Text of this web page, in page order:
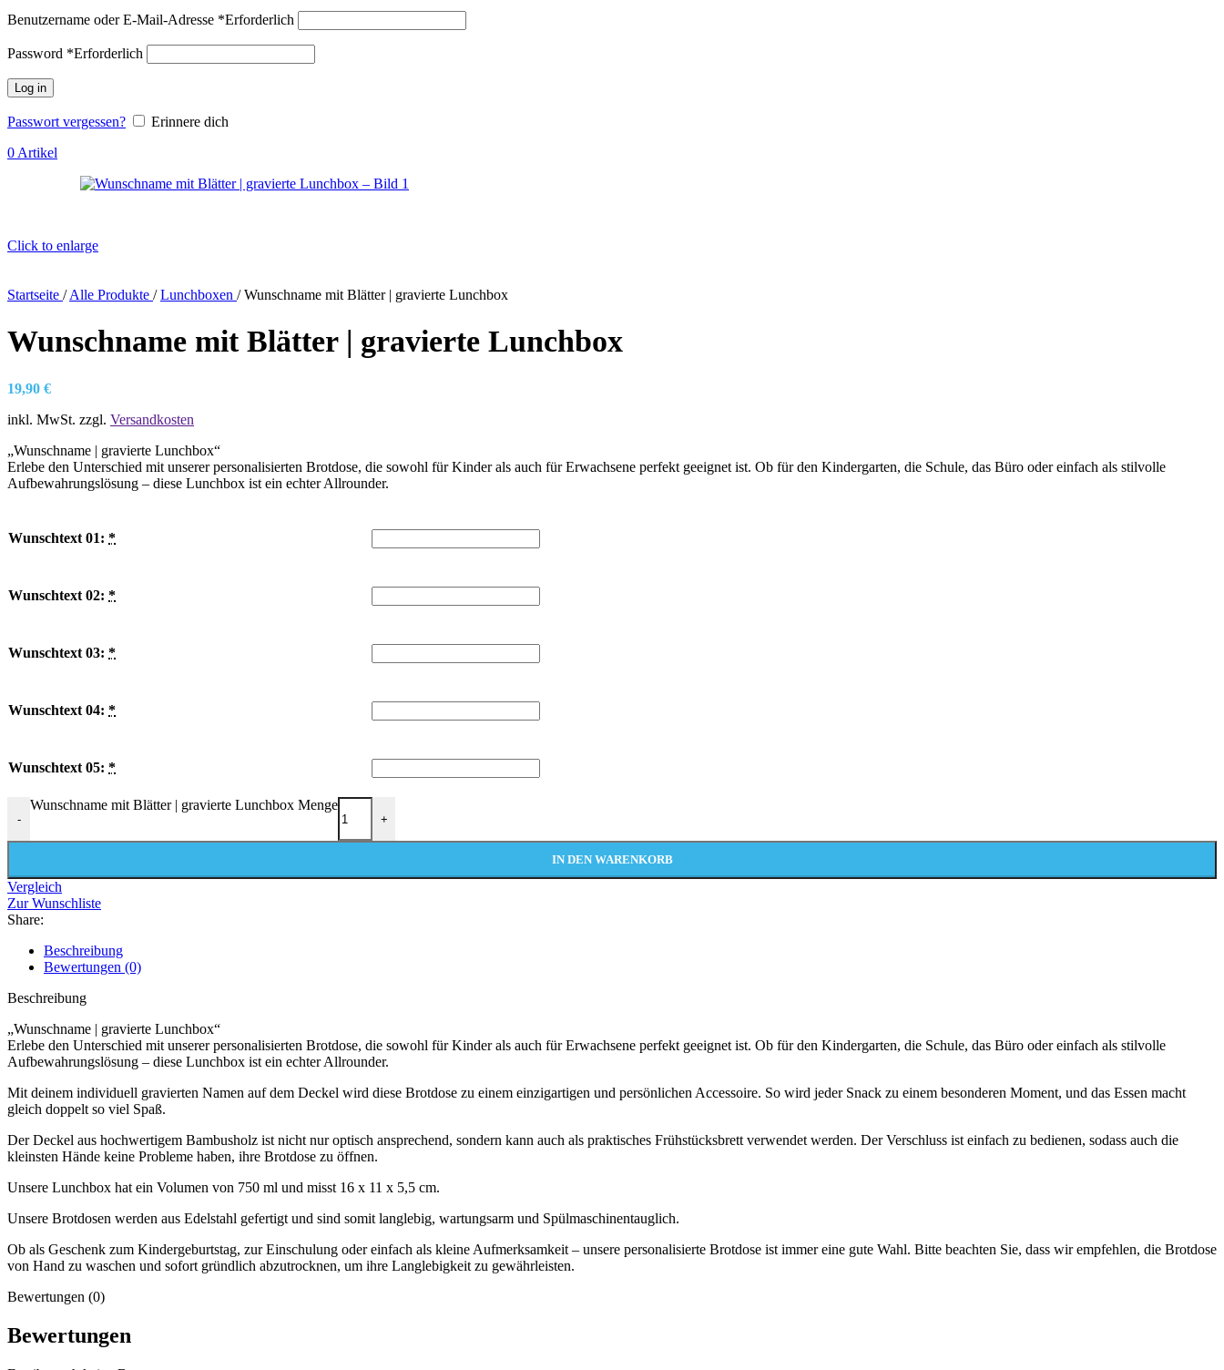
Benutzername oder E-Mail-Adresse *Erforderlich
Password *Erforderlich
Log in
Passwort vergessen?
Erinnere dich
0 Artikel
Click to enlarge
Startseite / Alle Produkte / Lunchboxen / Wunschname mit Blätter | gravierte Lunchbox
Wunschname mit Blätter | gravierte Lunchbox
19,90 €
inkl. MwSt. zzgl. Versandkosten
„Wunschname | gravierte Lunchbox“
Erlebe den Unterschied mit unserer personalisierten Brotdose, die sowohl für Kinder als auch für Erwachsene perfekt geeignet ist. Ob für den Kindergarten, die Schule, das Büro oder einfach als stilvolle
Aufbewahrungslösung – diese Lunchbox ist ein echter Allrounder.
Wunschtext 01: *
Wunschtext 02: *
Wunschtext 03: *
Wunschtext 04: *
Wunschtext 05: *
-
Wunschname mit Blätter | gravierte Lunchbox Menge
+
IN DEN WARENKORB
Vergleich
Zur Wunschliste
Share:
Beschreibung
Bewertungen (0)
Beschreibung
„Wunschname | gravierte Lunchbox“
Erlebe den Unterschied mit unserer personalisierten Brotdose, die sowohl für Kinder als auch für Erwachsene perfekt geeignet ist. Ob für den Kindergarten, die Schule, das Büro oder einfach als stilvolle
Aufbewahrungslösung – diese Lunchbox ist ein echter Allrounder.
Mit deinem individuell gravierten Namen auf dem Deckel wird diese Brotdose zu einem einzigartigen und persönlichen Accessoire. So wird jeder Snack zu einem besonderen Moment, und das Essen macht
gleich doppelt so viel Spaß.
Der Deckel aus hochwertigem Bambusholz ist nicht nur optisch ansprechend, sondern kann auch als praktisches Frühstücksbrett verwendet werden. Der Verschluss ist einfach zu bedienen, sodass auch die
kleinsten Hände keine Probleme haben, ihre Brotdose zu öffnen.
Unsere Lunchbox hat ein Volumen von 750 ml und misst 16 x 11 x 5,5 cm.
Unsere Brotdosen werden aus Edelstahl gefertigt und sind somit langlebig, wartungsarm und Spülmaschinentauglich.
Ob als Geschenk zum Kindergeburtstag, zur Einschulung oder einfach als kleine Aufmerksamkeit – unsere personalisierte Brotdose ist immer eine gute Wahl. Bitte beachten Sie, dass wir empfehlen, die Brotdose
von Hand zu waschen und sofort gründlich abzutrocknen, um ihre Langlebigkeit zu gewährleisten.
Bewertungen (0)
Bewertungen